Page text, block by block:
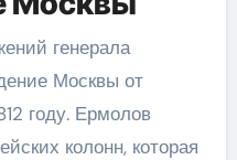
генерала
Москвы от
году. Ермолов
колонн, которая